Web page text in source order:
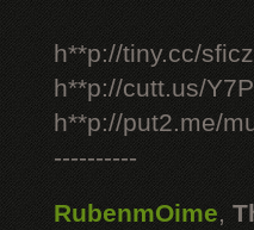
h**p://tiny.cc/
h**p://cutt.us/
h**p://put2.me/
----------
RubenmOime,